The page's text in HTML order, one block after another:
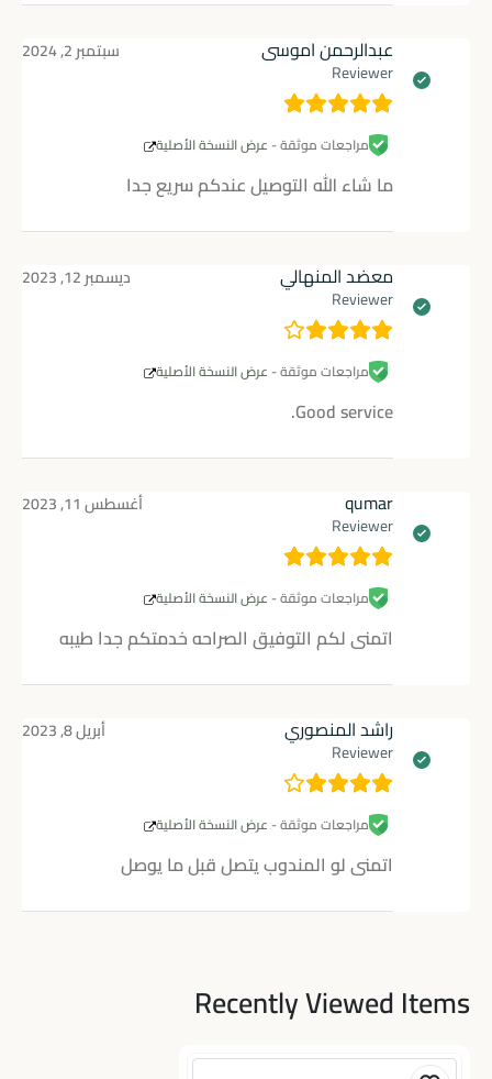
عبدالرحمن اموسى
Reviewer
سبتمبر 2, 2024
مراجعات موثقة -عرض النسخة الأصلية
ما شاء الله التوصيل عندكم سريع جدا
معضد المنهالي
Reviewer
ديسمبر 12, 2023
مراجعات موثقة -عرض النسخة الأصلية
Good service.
qumar
Reviewer
أغسطس 11, 2023
مراجعات موثقة -عرض النسخة الأصلية
اتمنى لكم التوفيق الصراحه خدمتكم جدا طيبه
راشد المنصوري
Reviewer
أبريل 8, 2023
مراجعات موثقة -عرض النسخة الأصلية
اتمنى لو المندوب يتصل قبل ما يوصل
Recently Viewed Items